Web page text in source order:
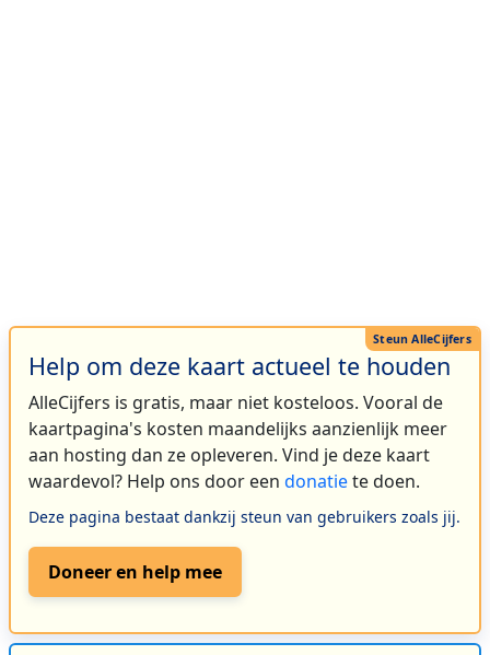
Help om deze kaart actueel te houden
AlleCijfers is gratis, maar niet kosteloos. Vooral de
kaartpagina's kosten maandelijks aanzienlijk meer
aan hosting dan ze opleveren. Vind je deze kaart
waardevol? Help ons door een donatiete doen.
Deze pagina bestaat dankzij steun van gebruikers zoals jij.
Doneer en help mee